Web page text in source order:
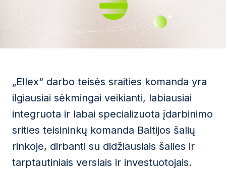
„Ellex“ darbo teisės sraities komanda yra
ilgiausiai sėkmingai veikianti, labiausiai
integruota ir labai specializuota įdarbinimo
srities teisininkų komanda Baltijos šalių
rinkoje, dirbanti su didžiausiais šalies ir
tarptautiniais verslais ir investuotojais.